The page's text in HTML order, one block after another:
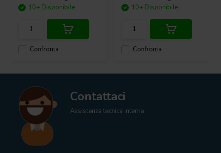
Confronta
10+ Disponibile
Confronta
10+ Disponibile
Contattaci
Assistenza tecnica interna